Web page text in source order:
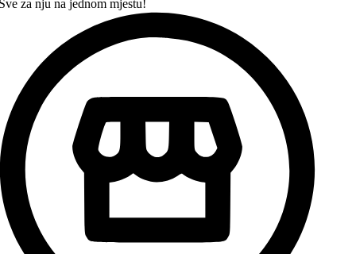
za nju na jednom mjestu!